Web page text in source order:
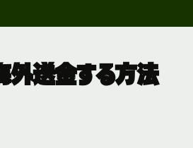
外送金する方法